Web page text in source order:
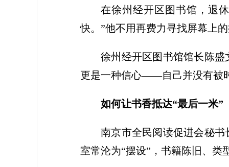
在徐州经开区图书馆，退
快。”他不用再费力寻找屏幕上
徐州经开区图书馆馆长陈
更是一种信心——自己并没有被
如何让书香抵达“最后一米”
南京市全民阅读促进会秘
室常沦为“摆设”，书籍陈旧、